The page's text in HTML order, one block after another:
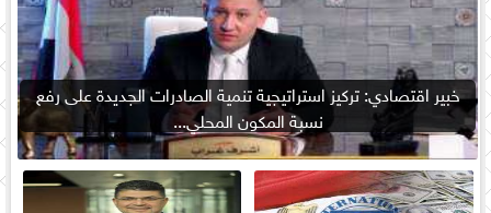
خبير اقتصادي: تركيز استراتيجية تنمية الصادرات الجديدة على رفع
نسبة المكون المحلي...